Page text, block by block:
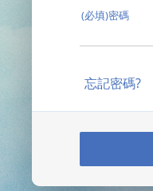
(必填)密碼
忘記密碼?